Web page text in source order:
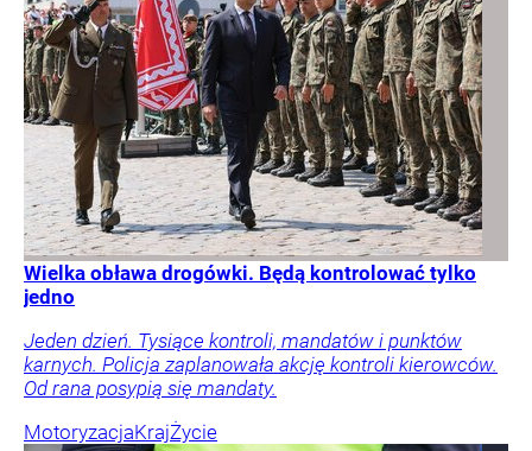
Wielka obława drogówki. Będą kontrolować tylko
jedno
Jeden dzień. Tysiące kontroli, mandatów i punktów
karnych. Policja zaplanowała akcję kontroli kierowców.
Od rana posypią się mandaty.
MotoryzacjaKrajŻycie